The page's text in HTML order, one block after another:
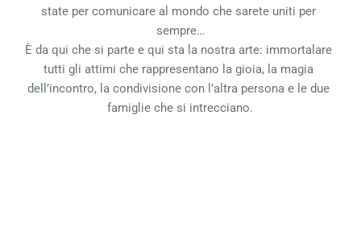
state per comunicare al mondo che sarete uniti per
sempre…
È da qui che si parte e qui sta la nostra arte: immortalare
tutti gli attimi che rappresentano la gioia, la magia
dell’incontro, la condivisione con l’altra persona e le due
famiglie che si intrecciano.